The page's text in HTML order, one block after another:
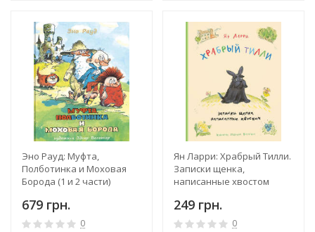
Эно Рауд: Муфта,
Полботинка и Моховая
Борода (1 и 2 части)
679 грн.
0
Ян Ларри: Храбрый Тилли.
Записки щенка,
написанные хвостом
249 грн.
0